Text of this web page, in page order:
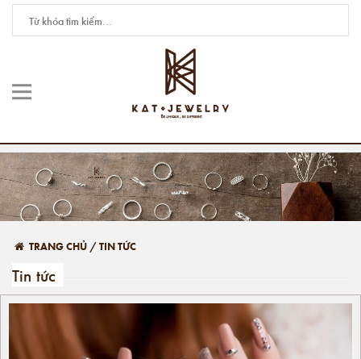
TRANG CHỦ /TIN TỨC
Tin tức